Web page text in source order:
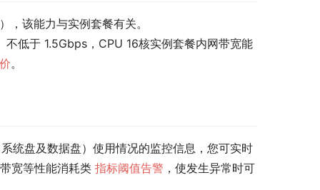
该能力与实例套餐有关。
低于 1.5Gbps，CPU 16核实例套餐内网带宽能
。
统盘及数据盘）使用情况的监控信息，您可实时
宽等性能消耗类 指标阈值告警 ，使发生异常时可